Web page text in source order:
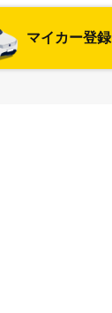
マイカー登録